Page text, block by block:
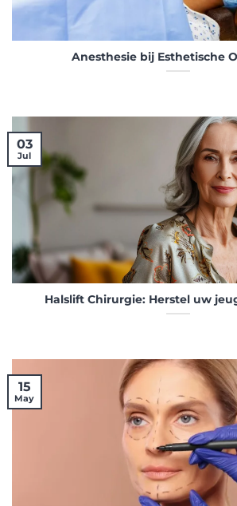
Anesthesie bij Esthetische
Halslift Chirurgie: Herstel uw
03
Jul
15
May